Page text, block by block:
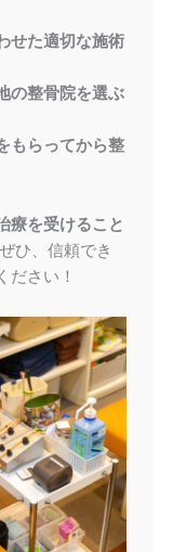
せた適切な施術
の整骨院を選ぶ
もらってから整
療を受けること
ぜひ、信頼でき
ださい！